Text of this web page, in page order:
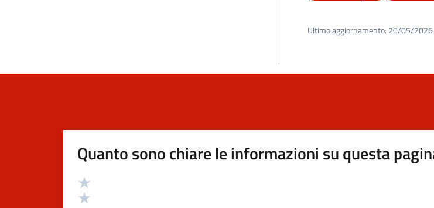
Ultimo aggiornamento: 20/05/2026
Quanto sono chiare le informazioni su questa
Valutazione